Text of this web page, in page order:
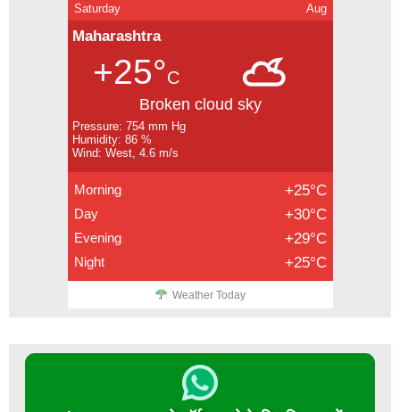
Saturday Aug
Maharashtra
+25°C
Broken cloud sky
Pressure: 754 mm Hg
Humidity: 86 %
Wind: West, 4.6 m/s
Morning +25°C
Day +30°C
Evening +29°C
Night +25°C
Weather Today